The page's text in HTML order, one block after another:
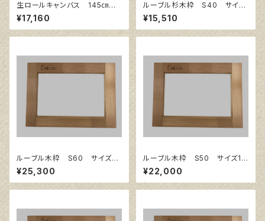
生ロールキャンバス 145㎝巾×
10m巻
¥17,160
ルーブル杉木枠 S40 サイズ
1000㎜×1000㎜
¥15,510
ルーブル木枠 S60 サイズ13
03㎜×1303㎜
¥25,300
ルーブル木枠 S50 サイズ11
67㎜×1167㎜
¥22,000